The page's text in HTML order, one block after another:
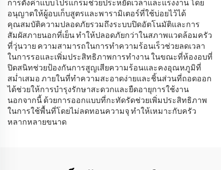
การตั้งค่าแบบโปรแกรมช่วยประหยัดเวลาและแรงงาน โดย
อนุญาตให้ผู้อบเก็บสูตรและพารามิเตอร์ที่ใช้บ่อยไว้ได้
คุณสมบัติความปลอดภัยรวมถึงระบบปิดอัตโนมัติและการ
สัมผัสภายนอกที่เย็น ทำให้ปลอดภัยกว่าในสภาพแวดล้อมครัว
ที่วุ่นวาย ความสามารถในการทำความร้อนเร็วช่วยลดเวลา
ในการรอและเพิ่มประสิทธิภาพการทำงาน ในขณะที่ห้องอบที่
ปิดสนิทช่วยป้องกันการสูญเสียความร้อนและคงอุณหภูมิที่
สม่ำเสมอ ภายในที่ทำความสะอาดง่ายและชิ้นส่วนที่ถอดออก
ได้ช่วยให้การบำรุงรักษาสะดวกและยืดอายุการใช้งาน
นอกจากนี้ ด้วยการออกแบบที่กะทัดรัดช่วยเพิ่มประสิทธิภาพ
ในการใช้พื้นที่โดยไม่ลดทอนความจุ ทำให้เหมาะกับครัว
หลากหลายขนาด